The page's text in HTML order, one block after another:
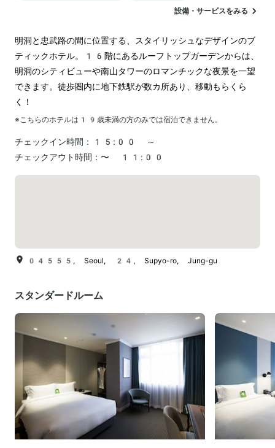
設備・サービスをみる
明洞と忠武路の間に位置する、スタイリッシュなデザインのブ
ティックホテル。16階にあるルーフトップガーデンからは、
明洞のシティビューや南山タワーのロマンチックな夜景を一望
できます。徒歩圏内に地下鉄駅が数カ所あり、移動もらくら
く！
※こちらのホテルは 19 歳未満の方のみでは宿泊できません。
チェックイン時間：
15:00 ～
チェックアウト時間： 〜 11:00
04555, Seoul, 24, Supyo-ro, Jung-gu
スタンダードルーム